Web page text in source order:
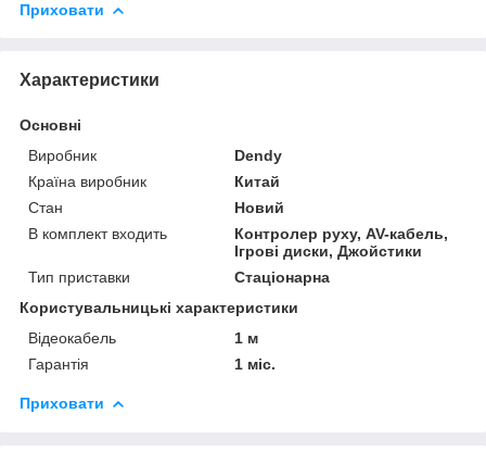
Приховати
Характеристики
Основні
Виробник
Dendy
Країна виробник
Китай
Стан
Новий
В комплект входить
Контролер руху, AV-кабель,
Ігрові диски, Джойстики
Тип приставки
Стаціонарна
Користувальницькі характеристики
Відеокабель
1 м
Гарантія
1 міс.
Приховати